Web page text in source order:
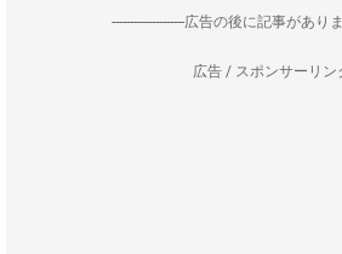
--------------------広告の後に記事がありま
広告 / スポンサーリン